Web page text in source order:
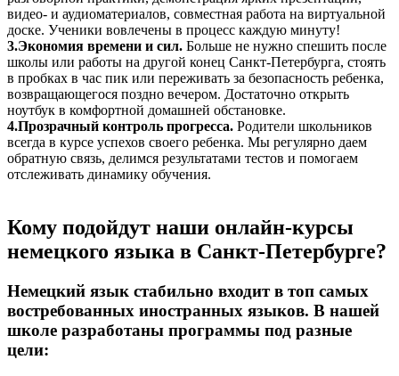
видео- и аудиоматериалов, совместная работа на виртуальной
доске. Ученики вовлечены в процесс каждую минуту!
3.Экономия времени и сил. Больше не нужно спешить после
школы или работы на другой конец Санкт-Петербурга, стоять
в пробках в час пик или переживать за безопасность ребенка,
возвращающегося поздно вечером. Достаточно открыть
ноутбук в комфортной домашней обстановке.
4.Прозрачный контроль прогресса. Родители школьников
всегда в курсе успехов своего ребенка. Мы регулярно даем
обратную связь, делимся результатами тестов и помогаем
отслеживать динамику обучения.
Кому подойдут наши онлайн-курсы
немецкого языка в Санкт-Петербурге?
Немецкий язык стабильно входит в топ самых
востребованных иностранных языков. В нашей
школе разработаны программы под разные
цели: